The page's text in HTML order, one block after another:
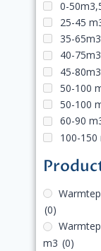
0-
25-45
35-65m3
40-75m3
45-80m3
50-100
50-100
60-90
100-150
(0)
m3 (0)